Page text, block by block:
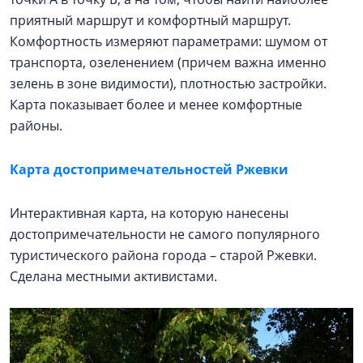
приятный маршрут и комфортный маршрут.
Комфортность измеряют параметрами: шумом от
транспорта, озеленением (причем важна именно
зелень в зоне видимости), плотностью застройки.
Карта показывает более и менее комфортные
районы.
Карта достопримечательностей Ржевки
Интерактивная карта, на которую нанесены
достопримечательности не самого популярного
туристического района города – старой Ржевки.
Сделана местными активистами.